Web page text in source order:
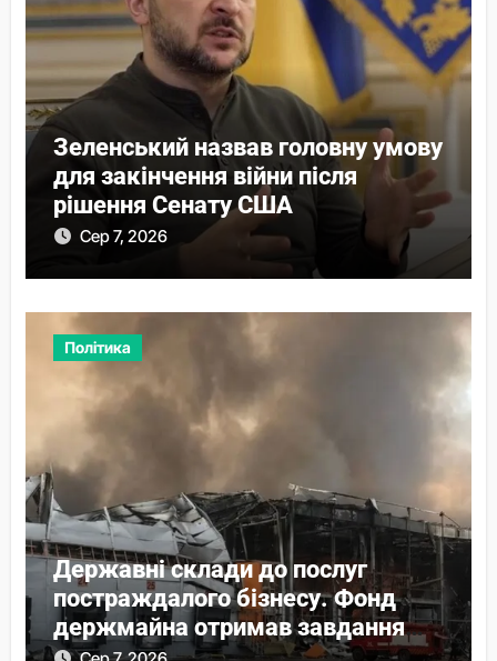
Зеленський назвав головну умову
для закінчення війни після
рішення Сенату США
Сер 7, 2026
Політика
Державні склади до послуг
постраждалого бізнесу. Фонд
держмайна отримав завдання